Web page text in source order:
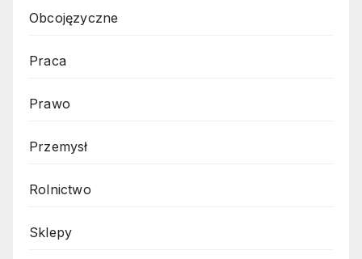
Obcojęzyczne
Praca
Prawo
Przemysł
Rolnictwo
Sklepy